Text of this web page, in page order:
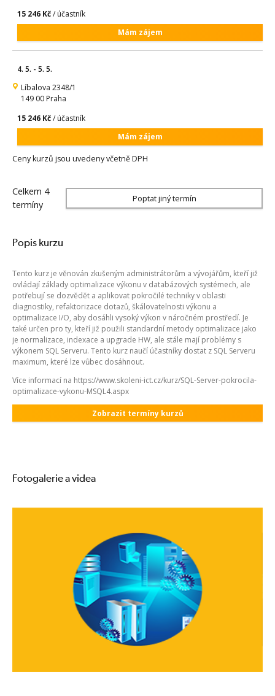
15 246 Kč/ účastník
Mám zájem
4. 5. - 5. 5.
Líbalova 2348/1
149 00 Praha
15 246 Kč/ účastník
Mám zájem
Ceny kurzů jsou uvedeny včetně DPH
Celkem 4
termíny
Poptat jiný termín
Popis kurzu
Tento kurz je věnován zkušeným administrátorům a vývojářům, kteří již
ovládají základy optimalizace výkonu v databázových systémech, ale
potřebují se dozvědět a aplikovat pokročilé techniky v oblasti
diagnostiky, refaktorizace dotazů, škálovatelnosti výkonu a
optimalizace I/O, aby dosáhli vysoký výkon v náročném prostředí. Je
také určen pro ty, kteří již použili standardní metody optimalizace jako
je normalizace, indexace a upgrade HW, ale stále mají problémy s
výkonem SQL Serveru. Tento kurz naučí účastníky dostat z SQL Serveru
maximum, které lze vůbec dosáhnout.
Více informací na https://www.skoleni-ict.cz/kurz/SQL-Server-pokrocila-
optimalizace-vykonu-MSQL4.aspx
Zobrazit termíny kurzů
Fotogalerie a videa